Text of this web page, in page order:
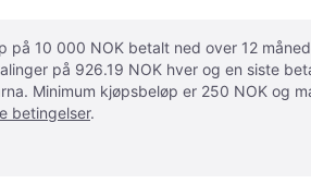
på 10 000 NOK betalt ned over 12
på 926.19 NOK hver og en siste
Minimum kjøpsbeløp er 250 NOK og
betingelser.